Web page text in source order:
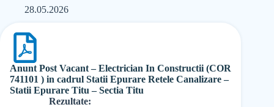
28.05.2026
Anunt Post Vacant – Electrician In Constructii (COR
741101 ) in cadrul Statii Epurare Retele Canalizare –
Statii Epurare Titu – Sectia Titu
Rezultate: